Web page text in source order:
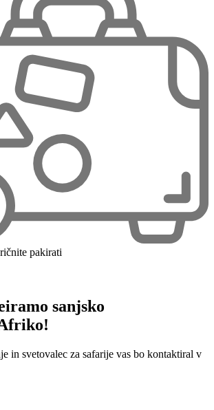
pakirati
sanjsko
in svetovalec za safarije vas bo kontaktiral v